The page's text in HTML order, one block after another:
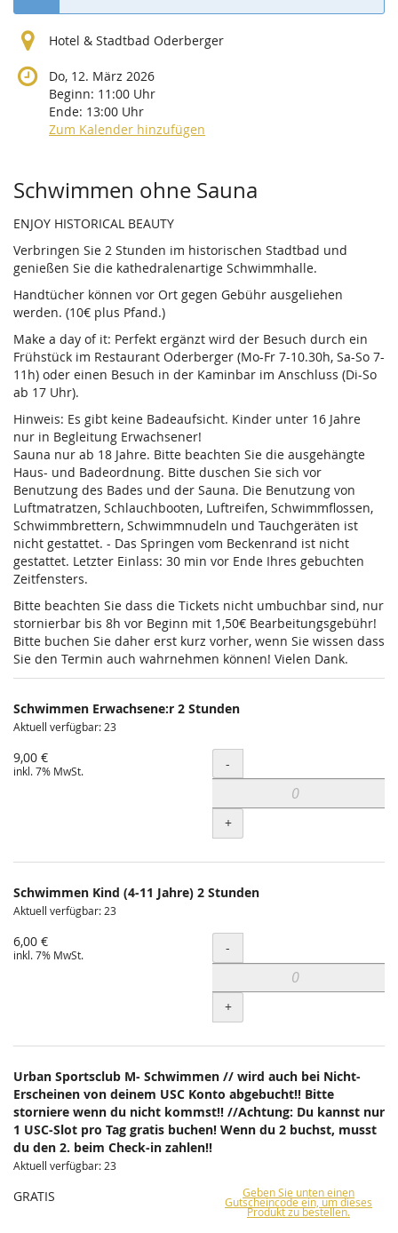
Hotel & Stadtbad Oderberger
Do, 12. März 2026
Beginn: 11:00 Uhr
Ende: 13:00 Uhr
Zum Kalender hinzufügen
Produkte
Schwimmen ohne Sauna
ENJOY HISTORICAL BEAUTY
Verbringen Sie 2 Stunden im historischen Stadtbad und
genießen Sie die kathedralenartige Schwimmhalle.
Handtücher können vor Ort gegen Gebühr ausgeliehen
werden. (10€ plus Pfand.)
Make a day of it: Perfekt ergänzt wird der Besuch durch ein
Frühstück im Restaurant Oderberger (Mo-Fr 7-10.30h, Sa-So 7-
11h) oder einen Besuch in der Kaminbar im Anschluss (Di-So
ab 17 Uhr).
Hinweis: Es gibt keine Badeaufsicht. Kinder unter 16 Jahre
nur in Begleitung Erwachsener!
Sauna nur ab 18 Jahre. Bitte beachten Sie die ausgehängte
Haus- und Badeordnung. Bitte duschen Sie sich vor
Benutzung des Bades und der Sauna. Die Benutzung von
Luftmatratzen, Schlauchbooten, Luftreifen, Schwimmflossen,
Schwimmbrettern, Schwimmnudeln und Tauchgeräten ist
nicht gestattet. - Das Springen vom Beckenrand ist nicht
gestattet. Letzter Einlass: 30 min vor Ende Ihres gebuchten
Zeitfensters.
Bitte beachten Sie dass die Tickets nicht umbuchbar sind, nur
stornierbar bis 8h vor Beginn mit 1,50€ Bearbeitungsgebühr!
Bitte buchen Sie daher erst kurz vorher, wenn Sie wissen dass
Sie den Termin auch wahrnehmen können! Vielen Dank.
Schwimmen Erwachsene:r 2 Stunden
Aktuell verfügbar: 23
9,00 €
inkl. 7% MwSt. Menge
-
+
Schwimmen Kind (4-11 Jahre) 2 Stunden
Aktuell verfügbar: 23
6,00 €
inkl. 7% MwSt. Menge
-
+
Urban Sportsclub M- Schwimmen // wird auch bei Nicht-
Erscheinen von deinem USC Konto abgebucht!! Bitte
storniere wenn du nicht kommst!! //Achtung: Du kannst nur
1 USC-Slot pro Tag gratis buchen! Wenn du 2 buchst, musst
du den 2. beim Check-in zahlen!!
Aktuell verfügbar: 23
GRATIS Geben Sie unten einen
Gutscheincode ein, um dieses
Produkt zu bestellen.